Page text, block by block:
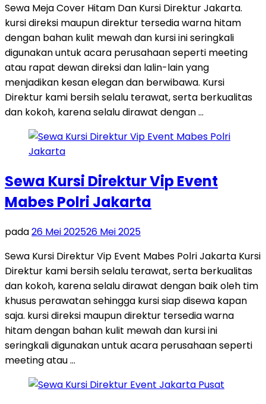
Sewa Meja Cover Hitam Dan Kursi Direktur Jakarta.
kursi direksi maupun direktur tersedia warna hitam
dengan bahan kulit mewah dan kursi ini seringkali
digunakan untuk acara perusahaan seperti meeting
atau rapat dewan direksi dan lalin-lain yang
menjadikan kesan elegan dan berwibawa. Kursi
Direktur kami bersih selalu terawat, serta berkualitas
dan kokoh, karena selalu dirawat dengan …
Sewa Kursi Direktur Vip Event
Mabes Polri Jakarta
pada26 Mei 202526 Mei 2025
Sewa Kursi Direktur Vip Event Mabes Polri Jakarta Kursi
Direktur kami bersih selalu terawat, serta berkualitas
dan kokoh, karena selalu dirawat dengan baik oleh tim
khusus perawatan sehingga kursi siap disewa kapan
saja. kursi direksi maupun direktur tersedia warna
hitam dengan bahan kulit mewah dan kursi ini
seringkali digunakan untuk acara perusahaan seperti
meeting atau …